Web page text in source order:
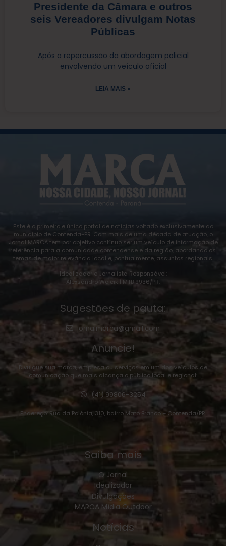
Presidente da Câmara e outros
seis Vereadores divulgam Notas
Públicas
Após a repercussão da abordagem policial
envolvendo um veículo oficial
LEIA MAIS »
Este é o primeiro e único portal de notícias voltado exclusivamente ao
município de Contenda-PR. Com mais de uma década de atuação, o
Jornal MARCA tem por objetivo contínuo ser um veículo de informação de
referência para a comunidade contendense e da região, abordando os
temas de maior relevância local e, pontualmente, assuntos regionais.
Idealizador e Jornalista Responsável:
Alexsandro Wojcik | MTB 9936/PR.
Sugestões de pauta:
jornalmarca@gmail.com
Anuncie!
Divulgue sua marca, empresa ou serviços em um dos veículos de
comunicação que mais alcança o público local e regional:
(41) 99806-3254
Endereço: Rua da Polônia, 310, bairro Mato Branco – Contenda/PR.
Saiba mais
O Jornal
Idealizador
Divulgações
MARCA Mídia Outdoor
Notícias